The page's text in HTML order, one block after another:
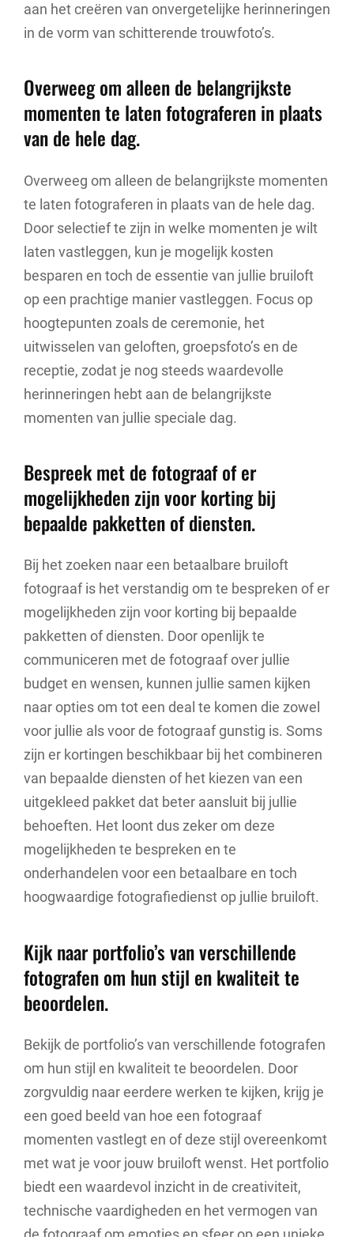
aan het creëren van onvergetelijke herinneringen
in de vorm van schitterende trouwfoto’s.
Overweeg om alleen de belangrijkste
momenten te laten fotograferen in plaats
van de hele dag.
Overweeg om alleen de belangrijkste momenten
te laten fotograferen in plaats van de hele dag.
Door selectief te zijn in welke momenten je wilt
laten vastleggen, kun je mogelijk kosten
besparen en toch de essentie van jullie bruiloft
op een prachtige manier vastleggen. Focus op
hoogtepunten zoals de ceremonie, het
uitwisselen van geloften, groepsfoto’s en de
receptie, zodat je nog steeds waardevolle
herinneringen hebt aan de belangrijkste
momenten van jullie speciale dag.
Bespreek met de fotograaf of er
mogelijkheden zijn voor korting bij
bepaalde pakketten of diensten.
Bij het zoeken naar een betaalbare bruiloft
fotograaf is het verstandig om te bespreken of er
mogelijkheden zijn voor korting bij bepaalde
pakketten of diensten. Door openlijk te
communiceren met de fotograaf over jullie
budget en wensen, kunnen jullie samen kijken
naar opties om tot een deal te komen die zowel
voor jullie als voor de fotograaf gunstig is. Soms
zijn er kortingen beschikbaar bij het combineren
van bepaalde diensten of het kiezen van een
uitgekleed pakket dat beter aansluit bij jullie
behoeften. Het loont dus zeker om deze
mogelijkheden te bespreken en te
onderhandelen voor een betaalbare en toch
hoogwaardige fotografiedienst op jullie bruiloft.
Kijk naar portfolio’s van verschillende
fotografen om hun stijl en kwaliteit te
beoordelen.
Bekijk de portfolio’s van verschillende fotografen
om hun stijl en kwaliteit te beoordelen. Door
zorgvuldig naar eerdere werken te kijken, krijg je
een goed beeld van hoe een fotograaf
momenten vastlegt en of deze stijl overeenkomt
met wat je voor jouw bruiloft wenst. Het portfolio
biedt een waardevol inzicht in de creativiteit,
technische vaardigheden en het vermogen van